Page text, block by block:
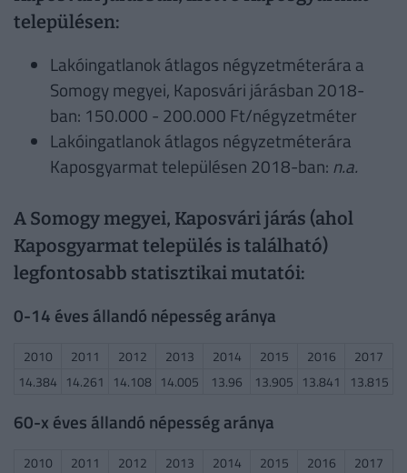
településen:
Lakóingatlanok átlagos négyzetméterára a
Somogy megyei, Kaposvári járásban 2018-
ban: 150.000 - 200.000 Ft/négyzetméter
Lakóingatlanok átlagos négyzetméterára
Kaposgyarmat településen 2018-ban: n.a.
A Somogy megyei, Kaposvári járás (ahol
Kaposgyarmat település is található)
legfontosabb statisztikai mutatói:
0-14 éves állandó népesség aránya
2010 2011 2012 2013 2014 2015 2016
2017
14.384 14.261 14.108 14.005 13.96 13.905 13.841 13.815
60-x éves állandó népesség aránya
2010 2011 2012 2013 2014 2015 2016
2017